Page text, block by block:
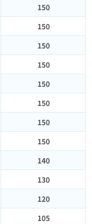
150
150
150
150
150
150
150
150
140
130
120
105